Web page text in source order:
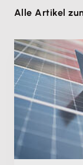
Alle Artikel